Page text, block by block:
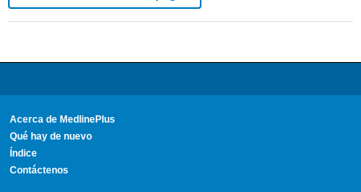
Acerca de MedlinePlus
Qué hay de nuevo
Índice
Contáctenos